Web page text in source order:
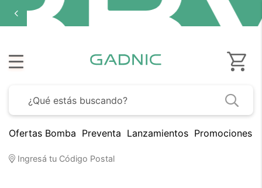
Ofertas Bomba Preventa Lanzamientos Promociones
Ingresá tu Código Postal